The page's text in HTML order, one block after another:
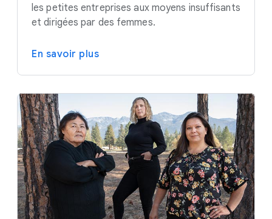
les petites entreprises aux moyens insuffisants
et dirigées par des femmes.
En savoir plus